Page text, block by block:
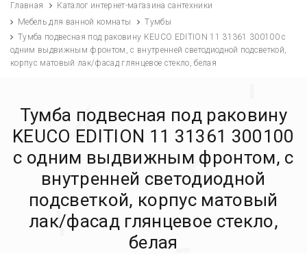
Главная
Каталог интернет-магазина сантехники
Мебель для ванной комнаты
Тумбы
Тумба подвесная под раковину KEUCO EDITION 11 31361 300100 с
одним выдвижным фронтом, с внутренней светодиодной подсветкой,
корпус матовый лак/фасад глянцевое стекло, белая
Тумба подвесная под раковину
KEUCO EDITION 11 31361 300100
с одним выдвижным фронтом, с
внутренней светодиодной
подсветкой, корпус матовый
лак/фасад глянцевое стекло,
белая